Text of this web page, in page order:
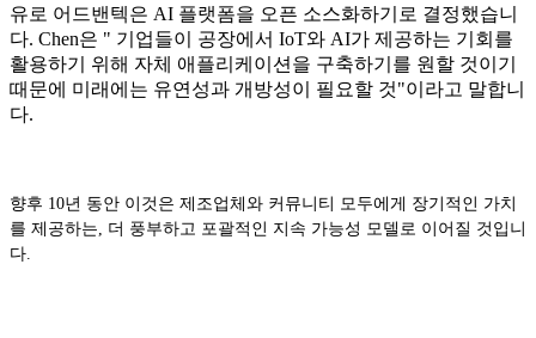
유로 어드밴텍은 AI 플랫폼을 오픈 소스화하기로 결정했습니
다. Chen은 " 기업들이 공장에서 IoT와 AI가 제공하는 기회를
활용하기 위해 자체 애플리케이션을 구축하기를 원할 것이기
때문에 미래에는 유연성과 개방성이 필요할 것"이라고 말합니
다.
향후 10년 동안 이것은 제조업체와 커뮤니티 모두에게 장기적인 가치
를 제공하는, 더 풍부하고 포괄적인 지속 가능성 모델로 이어질 것입니
다.